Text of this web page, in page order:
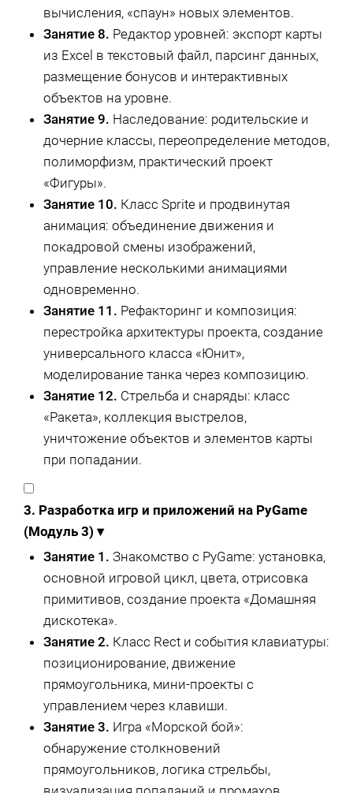
вычисления, «спаун» новых элементов.
Занятие 8. Редактор уровней: экспорт карты
из Excel в текстовый файл, парсинг данных,
размещение бонусов и интерактивных
объектов на уровне.
Занятие 9. Наследование: родительские и
дочерние классы, переопределение методов,
полиморфизм, практический проект
«Фигуры».
Занятие 10. Класс Sprite и продвинутая
анимация: объединение движения и
покадровой смены изображений,
управление несколькими анимациями
одновременно.
Занятие 11. Рефакторинг и композиция:
перестройка архитектуры проекта, создание
универсального класса «Юнит»,
моделирование танка через композицию.
Занятие 12. Стрельба и снаряды: класс
«Ракета», коллекция выстрелов,
уничтожение объектов и элементов карты
при попадании.
3. Разработка игр и приложений на PyGame
(Модуль 3) ▾
Занятие 1. Знакомство с PyGame: установка,
основной игровой цикл, цвета, отрисовка
примитивов, создание проекта «Домашняя
дискотека».
Занятие 2. Класс Rect и события клавиатуры:
позиционирование, движение
прямоугольника, мини-проекты с
управлением через клавиши.
Занятие 3. Игра «Морской бой»:
обнаружение столкновений
прямоугольников, логика стрельбы,